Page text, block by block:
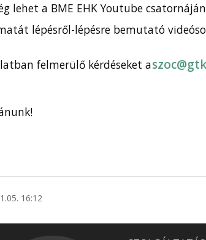
lehet a BME EHK Youtube
lépésről-lépésre bemutató
felmerülő kérdéseket a
16:12